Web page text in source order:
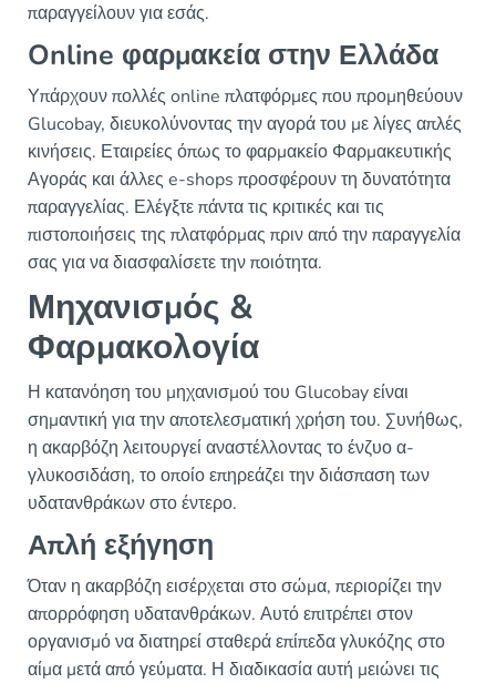
παραγγείλουν για εσάς.
Online φαρμακεία στην Ελλάδα
Υπάρχουν πολλές online πλατφόρμες που προμηθεύουν
Glucobay, διευκολύνοντας την αγορά του με λίγες απλές
κινήσεις. Εταιρείες όπως το φαρμακείο Φαρμακευτικής
Αγοράς και άλλες e-shops προσφέρουν τη δυνατότητα
παραγγελίας. Ελέγξτε πάντα τις κριτικές και τις
πιστοποιήσεις της πλατφόρμας πριν από την παραγγελία
σας για να διασφαλίσετε την ποιότητα.
Μηχανισμός &
Φαρμακολογία
Η κατανόηση του μηχανισμού του Glucobay είναι
σημαντική για την αποτελεσματική χρήση του. Συνήθως,
η ακαρβόζη λειτουργεί αναστέλλοντας το ένζυο α-
γλυκοσιδάση, το οποίο επηρεάζει την διάσπαση των
υδατανθράκων στο έντερο.
Απλή εξήγηση
Όταν η ακαρβόζη εισέρχεται στο σώμα, περιορίζει την
απορρόφηση υδατανθράκων. Αυτό επιτρέπει στον
οργανισμό να διατηρεί σταθερά επίπεδα γλυκόζης στο
αίμα μετά από γεύματα. Η διαδικασία αυτή μειώνει τις